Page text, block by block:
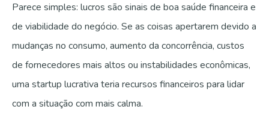
Parece simples: lucros são sinais de boa saúde financeira e
de viabilidade do negócio. Se as coisas apertarem devido a
mudanças no consumo, aumento da concorrência, custos
de fornecedores mais altos ou instabilidades econômicas,
uma startup lucrativa teria recursos financeiros para lidar
com a situação com mais calma.